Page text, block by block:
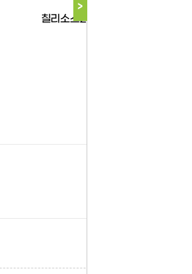
>
쿠즈락
칠리소스2kg(쿠즈락)